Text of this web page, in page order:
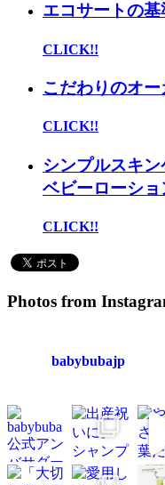
エコサートの基
CLICK!!
こだわりのオ
CLICK!!
シンプルスキン
ベビーローショ
CLICK!!
Photos from
babybubajp